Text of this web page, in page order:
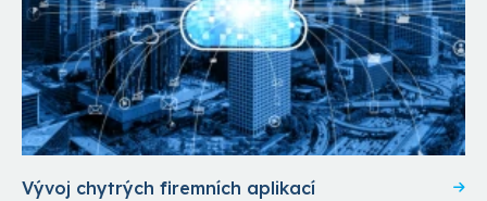
Vývoj chytrých firemních aplikací